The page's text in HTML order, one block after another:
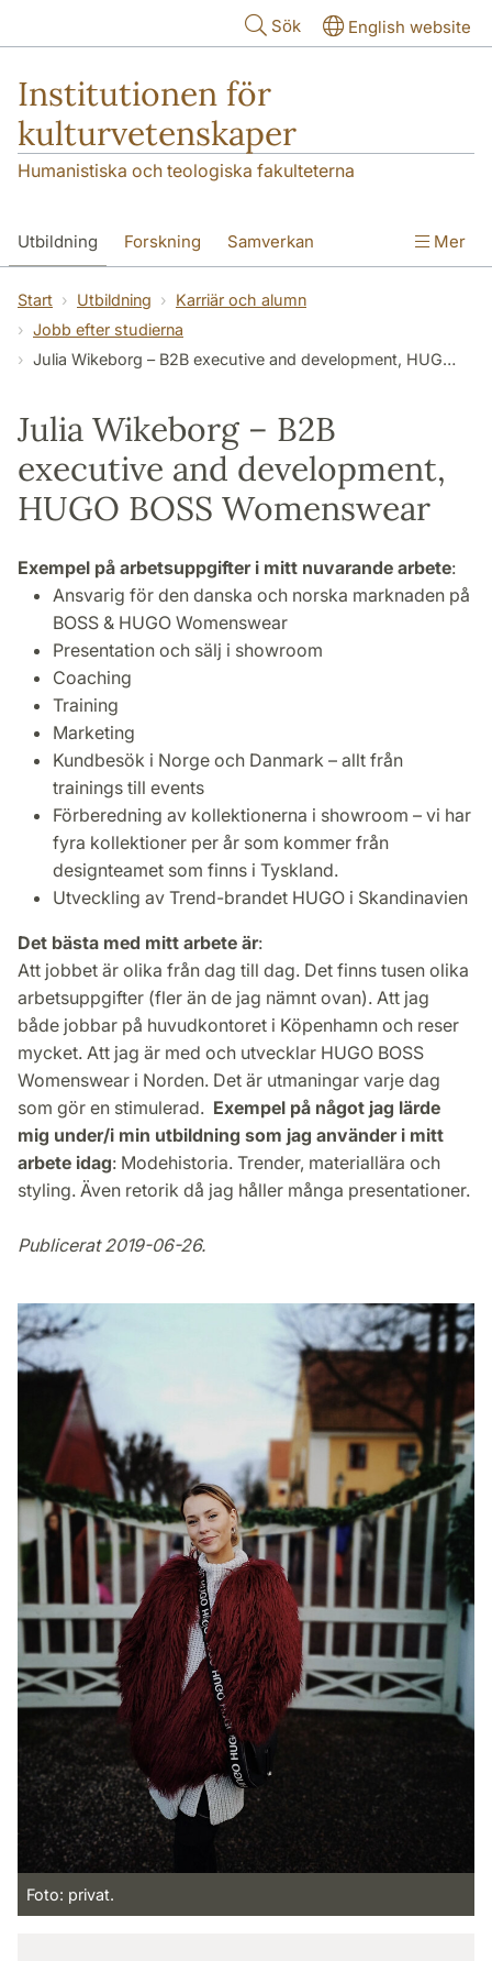
Sök English website
Institutionen för
kulturvetenskaper
Humanistiska och teologiska fakulteterna
Utbildning Forskning Samverkan
Om institutionen Kontakt
Mer
Start Utbildning
Karriär och alumn
Jobb efter studierna
Julia Wikeborg – B2B executive and development, HUGO BOSS Womenswear
Julia Wikeborg – B2B
executive and development,
HUGO BOSS Womenswear
Exempel på arbetsuppgifter i mitt nuvarande arbete:
Ansvarig för den danska och norska marknaden på
BOSS & HUGO Womenswear
Presentation och sälj i showroom
Coaching
Training
Marketing
Kundbesök i Norge och Danmark – allt från
trainings till events
Förberedning av kollektionerna i showroom – vi har
fyra kollektioner per år som kommer från
designteamet som finns i Tyskland.
Utveckling av Trend-brandet HUGO i Skandinavien
Det bästa med mitt arbete är:
Att jobbet är olika från dag till dag. Det finns tusen olika
arbetsuppgifter (fler än de jag nämnt ovan). Att jag
både jobbar på huvudkontoret i Köpenhamn och reser
mycket. Att jag är med och utvecklar HUGO BOSS
Womenswear i Norden. Det är utmaningar varje dag
som gör en stimulerad. Exempel på något jag lärde
mig under/i min utbildning som jag använder i mitt
arbete idag: Modehistoria. Trender, materiallära och
styling. Även retorik då jag håller många presentationer.
Publicerat 2019-06-26.
Foto: privat.